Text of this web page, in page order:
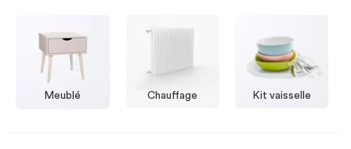
Meublé Chauffage Kit vaisselle